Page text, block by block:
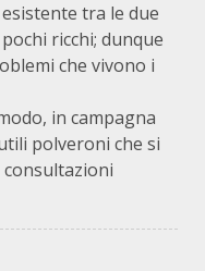
tra le due
ricchi; dunque
che vivono i
in campagna
polveroni che si